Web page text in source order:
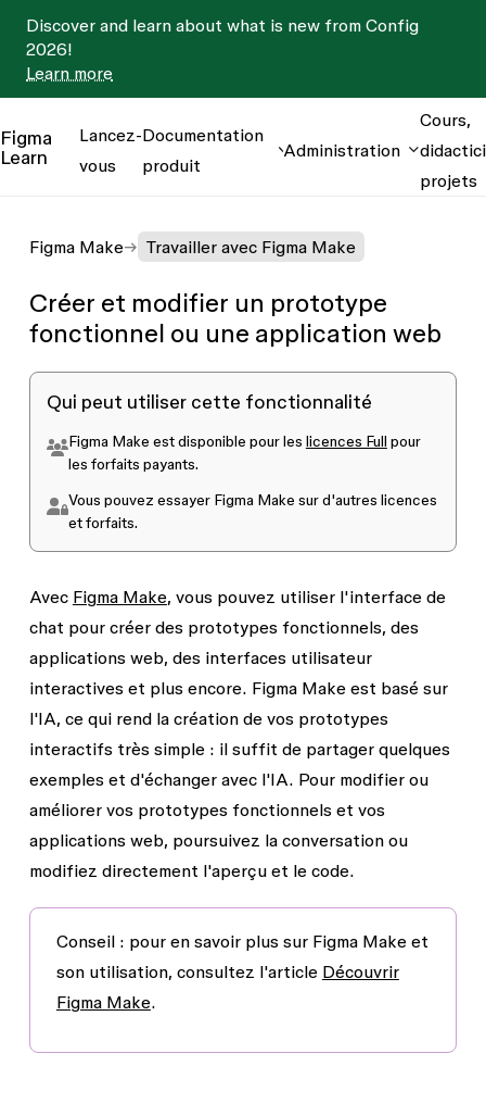
Discover and learn about what is new from Config
2026!
Learn more
Figma
Learn
Lancez-
vous
Documentation
produit
Administration
Cours,
projets
Figma Make Travailler avec Figma Make
Créer et modifier un prototype
fonctionnel ou une application web
Qui peut utiliser cette fonctionnalité
Figma Make est disponible pour les licences Full pour
les forfaits payants.
Vous pouvez essayer Figma Make sur d'autres licences
et forfaits.
Avec Figma Make, vous pouvez utiliser l'interface de
chat pour créer des prototypes fonctionnels, des
applications web, des interfaces utilisateur
interactives et plus encore. Figma Make est basé sur
l'IA, ce qui rend la création de vos prototypes
interactifs très simple : il suffit de partager quelques
exemples et d'échanger avec l'IA. Pour modifier ou
améliorer vos prototypes fonctionnels et vos
applications web, poursuivez la conversation ou
modifiez directement l'aperçu et le code.
Conseil : pour en savoir plus sur Figma Make et
son utilisation, consultez l'article Découvrir
Figma Make.